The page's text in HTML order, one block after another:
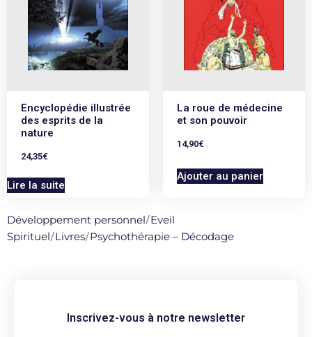
Encyclopédie illustrée
des esprits de la
nature
24,35€
Lire la suite
La roue de médecine
et son pouvoir
14,90€
Ajouter au panier
Développement personnel/Eveil
Spirituel/Livres/Psychothérapie – Décodage
Inscrivez-vous à notre newsletter